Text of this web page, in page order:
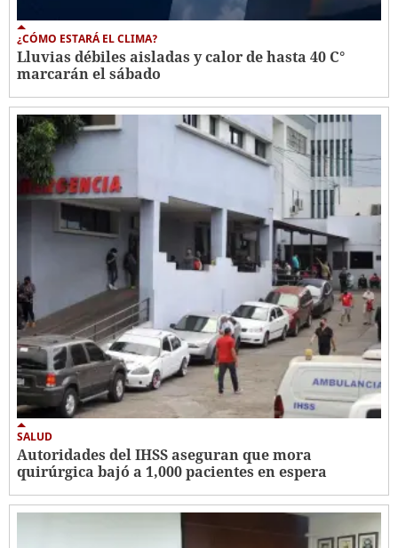
¿CÓMO ESTARÁ EL CLIMA?
Lluvias débiles aisladas y calor de hasta 40 C°
marcarán el sábado
SALUD
Autoridades del IHSS aseguran que mora
quirúrgica bajó a 1,000 pacientes en espera